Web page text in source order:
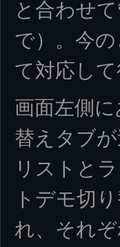
と合わせ
で）。今
て対応して
画面左側
替えタブ
リストと
トデモ切
れ、それ